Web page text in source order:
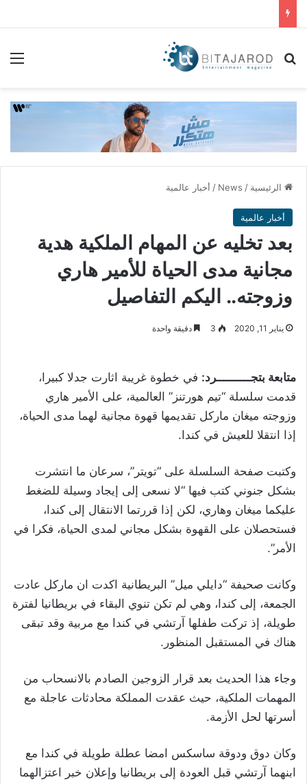
بحث عن
الرئيسية /
News
/ أخبار عالمية
أخبار عالمية
بعد تخليه عن المهام الملكية هدية
مجانية مدى الحياة للأمير هاري
وزوجته.. اليكم التفاصيل
يناير 11, 2020 3 دقيقة واحدة
متابعة بتجــــــــــرد: في خطوة غريبة اثارت جدلا كبيرا،
قدمت سلسلة “تيم هورتنز” العالمية، على الأمير هاري
وزوجته ميغان ماركل تقديمها قهوة مجانية لهما مدى الحياة،
إذا انتقلا للعيش في كندا.
وكتبت صفحة السلسلة على “تويتر”، سرعان ما انتشرت
بشكل جنوني كتب فيها “لا نسعى إلى إيجاد وسيلة للضغط
عليكما ميغان وهاري، لكن إذا قررتما الانتقال إلى كندا،
فستحصلان على القهوة بشكل مجاني لمدى الحياة، فكرا في
الأمر”.
وكانت صحيفة “دايلي ميل” البريطانية اكدت ان ماركل عادت
الجمعة، إلى كندا، وهي لم تكن تنوي البقاء في بريطانيا لفترة
طويلة، إذ تركت طفلها آرتشي في كندا مع مربية وقد تبقى
هناك في المستقبل المنظور.
وجاء هذا الحديث بعد قرار الزوجين الصادم بالانسحاب من
المهمات الملكية، حيث عقدت المملكة محادثات عاجلة مع
أسرتها لحل الأزمة.
وكان دوق ودوقة ساسكس امضا عطلة طويلة في كندا مع
ابنهما آرتشي قبل العودة إلى بريطانيا وإعلان خبر اعتزالهما